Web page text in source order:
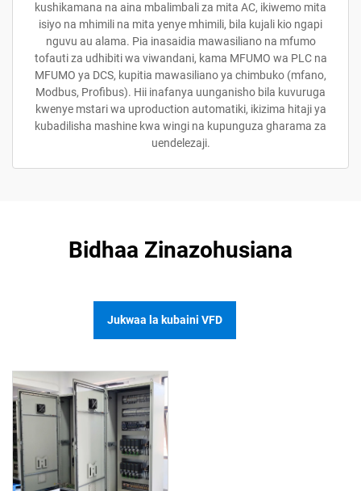
kushikamana na aina mbalimbali za mita AC, ikiwemo mita
isiyo na mhimili na mita yenye mhimili, bila kujali kio ngapi
nguvu au alama. Pia inasaidia mawasiliano na mfumo
tofauti za udhibiti wa viwandani, kama MFUMO wa PLC na
MFUMO ya DCS, kupitia mawasiliano ya chimbuko (mfano,
Modbus, Profibus). Hii inafanya uunganisho bila kuvuruga
kwenye mstari wa uproduction automatiki, ikizima hitaji ya
kubadilisha mashine kwa wingi na kupunguza gharama za
uendelezaji.
Bidhaa Zinazohusiana
Jukwaa la kubaini VFD